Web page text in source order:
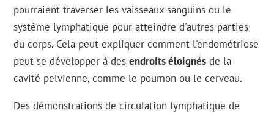
pourraient traverser les vaisseaux sanguins ou le
système lymphatique pour atteindre d'autres parties
du corps. Cela peut expliquer comment l'endométriose
peut se développer à desendroits éloignés de la
cavité pelvienne, comme le poumon ou le cerveau.
Des démonstrations de circulation lymphatique de